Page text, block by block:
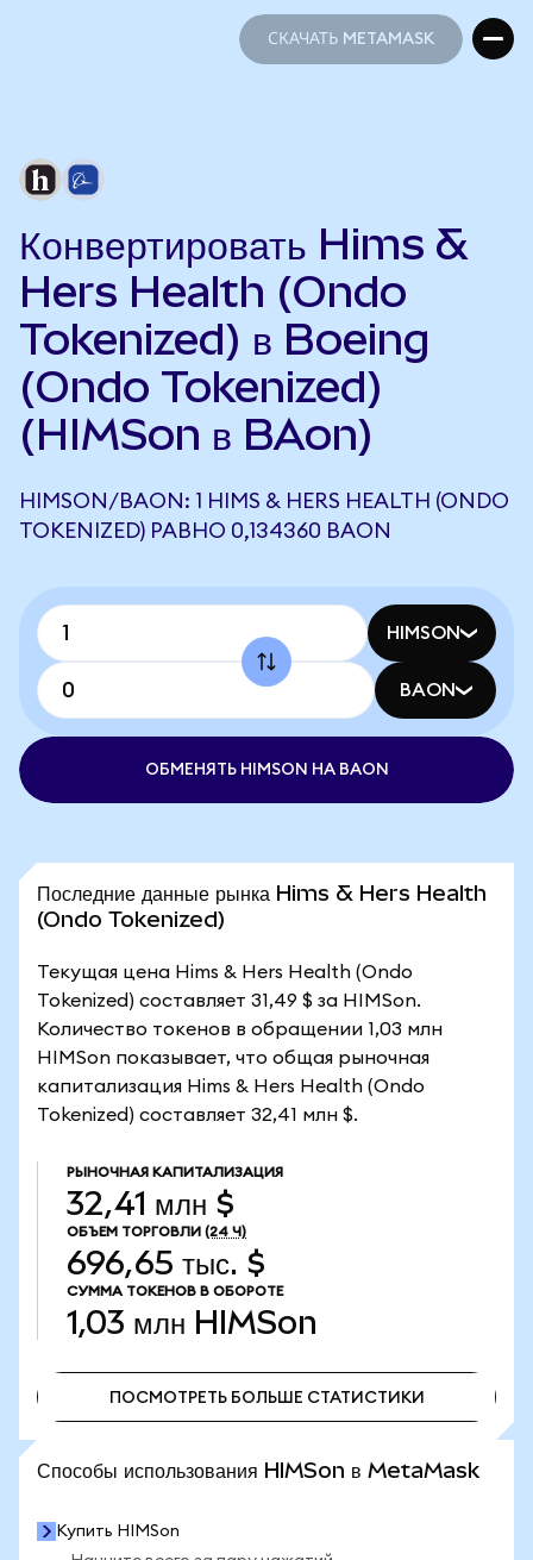
СКАЧАТЬ METAMASK
Конвертировать Hims &
Hers Health (Ondo
Tokenized) в Boeing
(Ondo Tokenized)
(HIMSon в BAon)
HIMSON/BAON: 1 HIMS & HERS HEALTH (ONDO
TOKENIZED) РАВНО 0,134360 BAON
HIMSON
BAON
ОБМЕНЯТЬ HIMSON НА BAON
Последние данные рынка Hims & Hers Health
(Ondo Tokenized)
Текущая цена Hims & Hers Health (Ondo
Tokenized) составляет 31,49 $ за HIMSon.
Количество токенов в обращении 1,03 млн
HIMSon показывает, что общая рыночная
капитализация Hims & Hers Health (Ondo
Tokenized) составляет 32,41 млн $.
РЫНОЧНАЯ КАПИТАЛИЗАЦИЯ
32,41 млн $
ОБЪЕМ ТОРГОВЛИ (24 Ч)
696,65 тыс. $
СУММА ТОКЕНОВ В ОБОРОТЕ
1,03 млн HIMSon
ПОСМОТРЕТЬ БОЛЬШЕ СТАТИСТИКИ
Способы использования HIMSon в MetaMask
Купить HIMSon